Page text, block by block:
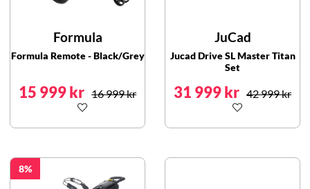
Formula
Formula Remote - Black/Grey
15 999 kr 16 999 kr
JuCad
Jucad Drive SL Master Titan
Set
31 999 kr 42 999 kr
8